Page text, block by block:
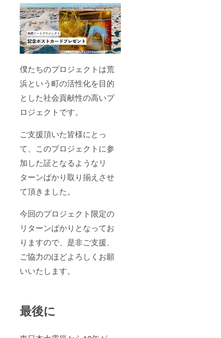
僕たちのプロジェクトは荒
浜という町の活性化を目的
とした社会貢献性の高いプ
ロジェクトです。
ご支援頂いた皆様にとっ
て、このプロジェクトに参
加した証となるようなリ
ターンばかり取り揃えさせ
て頂きました。
今回のプロジェクト限定の
リターンばかりとなってお
りますので、是非ご支援、
ご協力のほどよろしくお願
いいたします。
最後に